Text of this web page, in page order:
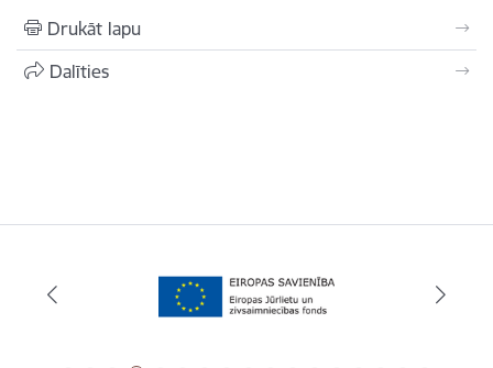
Drukāt lapu
Dalīties